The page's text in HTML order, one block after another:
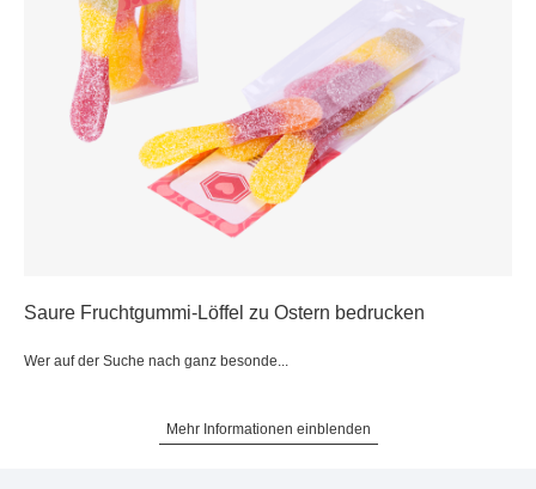
Saure Fruchtgummi-Löffel zu Ostern bedrucken
Wer auf der Suche nach ganz besonde...
Mehr Informationen einblenden